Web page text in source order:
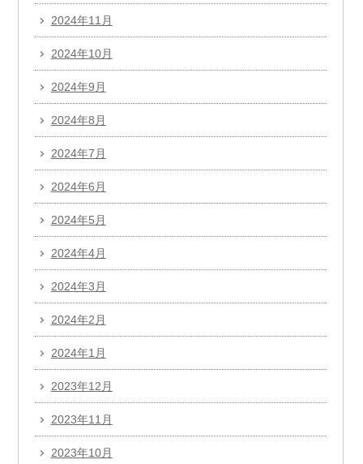
2024年11月
2024年10月
2024年9月
2024年8月
2024年7月
2024年6月
2024年5月
2024年4月
2024年3月
2024年2月
2024年1月
2023年12月
2023年11月
2023年10月